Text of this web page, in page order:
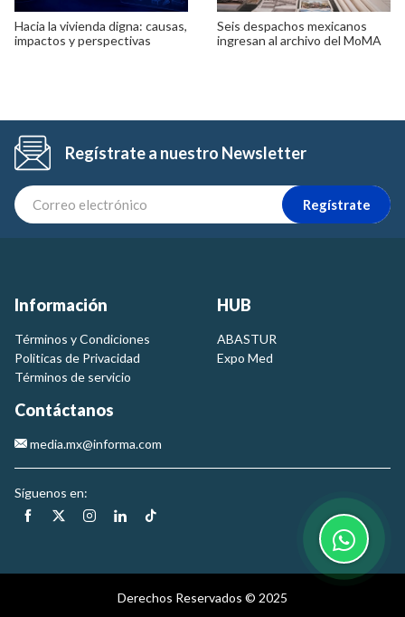
Hacia la vivienda digna: causas,
impactos y perspectivas
Seis despachos mexicanos
ingresan al archivo del MoMA
Regístrate a nuestro Newsletter
Regístrate
Información
Términos y Condiciones
Politicas de Privacidad
Términos de servicio
HUB
ABASTUR
Expo Med
Contáctanos
media.mx@informa.com
Síguenos en:
Derechos Reservados © 2025